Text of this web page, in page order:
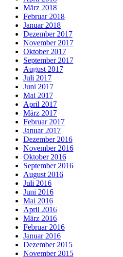
März 2018
Februar 2018
Januar 2018
Dezember 2017
November 2017
Oktober 2017
September 2017
August 2017
Juli 2017
Juni 2017
Mai 2017
April 2017
März 2017
Februar 2017
Januar 2017
Dezember 2016
November 2016
Oktober 2016
September 2016
August 2016
Juli 2016
Juni 2016
Mai 2016
April 2016
März 2016
Februar 2016
Januar 2016
Dezember 2015
November 2015